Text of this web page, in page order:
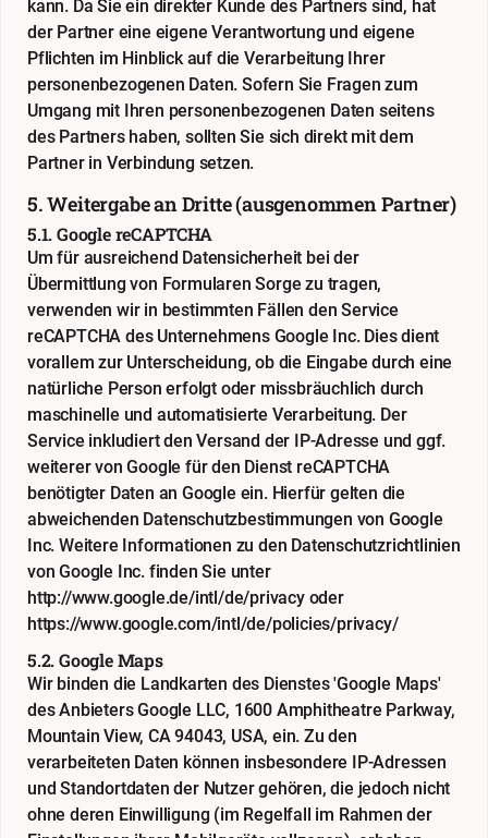
kann. Da Sie ein direkter Kunde des Partners sind, hat
der Partner eine eigene Verantwortung und eigene
Pflichten im Hinblick auf die Verarbeitung Ihrer
personenbezogenen Daten. Sofern Sie Fragen zum
Umgang mit Ihren personenbezogenen Daten seitens
des Partners haben, sollten Sie sich direkt mit dem
Partner in Verbindung setzen.
5. Weitergabe an Dritte (ausgenommen Partner)
5.1. Google reCAPTCHA
Um für ausreichend Datensicherheit bei der
Übermittlung von Formularen Sorge zu tragen,
verwenden wir in bestimmten Fällen den Service
reCAPTCHA des Unternehmens Google Inc. Dies dient
vorallem zur Unterscheidung, ob die Eingabe durch eine
natürliche Person erfolgt oder missbräuchlich durch
maschinelle und automatisierte Verarbeitung. Der
Service inkludiert den Versand der IP-Adresse und ggf.
weiterer von Google für den Dienst reCAPTCHA
benötigter Daten an Google ein. Hierfür gelten die
abweichenden Datenschutzbestimmungen von Google
Inc. Weitere Informationen zu den Datenschutzrichtlinien
von Google Inc. finden Sie unter
http://www.google.de/intl/de/privacyoder
https://www.google.com/intl/de/policies/privacy/
5.2. Google Maps
Wir binden die Landkarten des Dienstes 'Google Maps'
des Anbieters Google LLC, 1600 Amphitheatre Parkway,
Mountain View, CA 94043, USA, ein. Zu den
verarbeiteten Daten können insbesondere IP-Adressen
und Standortdaten der Nutzer gehören, die jedoch nicht
ohne deren Einwilligung (im Regelfall im Rahmen der